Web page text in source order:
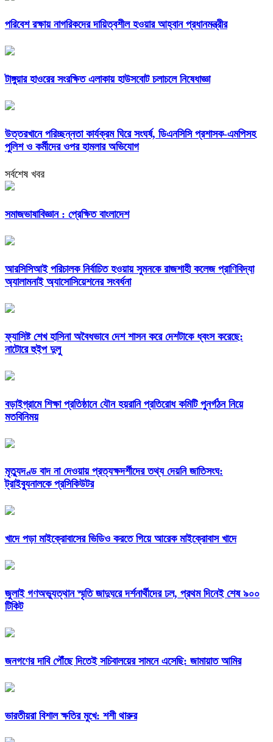
পরিবেশ রক্ষায় নাগরিকদের দায়িত্বশীল হওয়ার আহ্বান প্রধানমন্ত্রীর
টাঙ্গুয়ার হাওরের সংরক্ষিত এলাকায় হাউসবোট চলাচলে নিষেধাজ্ঞা
উত্তরখানে পরিচ্ছন্নতা কার্যক্রম ঘিরে সংঘর্ষ, ডিএনসিসি প্রশাসক-এমপিসহ
পুলিশ ও কর্মীদের ওপর হামলার অভিযোগ
সর্বশেষ খবর
সমাজভাষাবিজ্ঞান : প্রেক্ষিত বাংলাদেশ
আরসিসিআই পরিচালক নির্বাচিত হওয়ায় সুমনকে রাজশাহী কলেজ প্রাণিবিদ্যা
অ্যালামনাই অ্যাসোসিয়েশনের সংবর্ধনা
ফ্যাসিষ্ট শেখ হাসিনা অবৈধভাবে দেশ শাসন করে দেশটাকে ধ্বংস করেছে:
নাটোরে হুইপ দুলু
বড়াইগ্রামে শিক্ষা প্রতিষ্ঠানে যৌন হয়রানি প্রতিরোধ কমিটি পুনর্গঠন নিয়ে
মতবিনিময়
মৃত্যুদণ্ড বাদ না দেওয়ায় প্রত্যক্ষদর্শীদের তথ্য দেয়নি জাতিসংঘ:
ট্রাইব্যুনালকে প্রসিকিউটর
খাদে পড়া মাইক্রোবাসের ভিডিও করতে গিয়ে আরেক মাইক্রোবাস খাদে
জুলাই গণঅভ্যুত্থান স্মৃতি জাদুঘরে দর্শনার্থীদের ঢল, প্রথম দিনেই শেষ ৯০০
টিকিট
জনগণের দাবি পৌঁছে দিতেই সচিবালয়ের সামনে এসেছি: জামায়াত আমির
ভারতীয়রা বিশাল ক্ষতির মুখে: শশী থারুর